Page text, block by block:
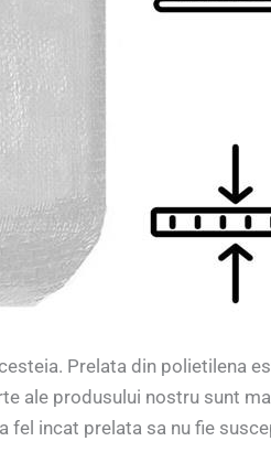
Prelata din polietilena
ale produsului nostru sunt
incat prelata sa nu fie